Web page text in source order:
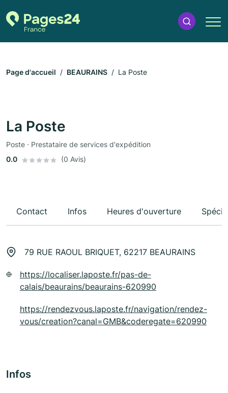
Page d'accueil BEAURAINS La Poste
La Poste
Poste · Prestataire de services d'expédition
0.0
(0 Avis)
Contact Infos Heures d'ouverture
79 RUE RAOUL BRIQUET, 62217 BEAURAINS
https://localiser.laposte.fr/pas-de-
calais/beaurains/beaurains-620990
https://rendezvous.laposte.fr/navigation/rendez-
vous/creation?canal=GMB&coderegate=620990
Infos